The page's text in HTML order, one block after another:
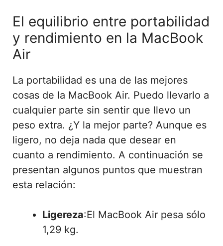
El equilibrio entre portabilidad
y rendimiento en la MacBook
Air
La portabilidad es una de las mejores
cosas de la MacBook Air. Puedo llevarlo a
cualquier parte sin sentir que llevo un
peso extra. ¿Y la mejor parte? Aunque es
ligero, no deja nada que desear en
cuanto a rendimiento. A continuación se
presentan algunos puntos que muestran
esta relación:
Ligereza:El MacBook Air pesa sólo
1,29 kg.